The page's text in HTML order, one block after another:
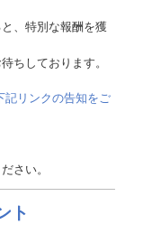
、特別な報酬を獲
ちしております。
リンクの告知をご
さい。
ト